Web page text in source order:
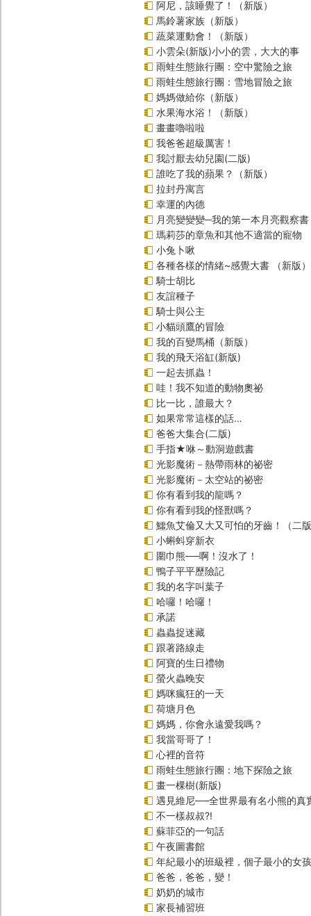
阿尼，該睡覺了！（新版）
馬鈴薯家族（新版）
蔬菜運動會！（新版）
小雲朵(新版)小小的雲，大大的事
雨蛙生態旅行團：空中驚險之旅
雨蛙生態旅行團：雪地冒險之旅
媽媽做給你（新版）
水果海水浴！（新版）
畫畫嚕啦啦
我爸爸超級厲害！
我討厭去幼兒園(二版)
誰吃了我的蘋果？（新版）
拉封丹寓言
幸運的內德
月亮變變變─我的第一本月亮觀察書
瑪莉莎的章魚和其他不適當的寵物
小兔卜啾
各種各樣的情緒~感覺大書 （新版）
騎士胡比
友誼種子
騎士與公主
小貓頭鷹的冒險
我的百變馬桶（新版）
我的飛天浴缸(新版)
一起去抓蟲！
哇！我不知道的動物奧祕
比一比，誰最大？
如果常常這樣的話…
爸爸大集合(二版)
手指★咻～動洞遊戲書
光影魔術－熱帶雨林的祕密
光影魔術－太空站的祕密
你有看到我的龍嗎？
你有看到我的怪獸嗎？
鱷魚艾倫又大又可怕的牙齒！（二
小蝌蚪穿新衣
圍巾熊──啊！沒水了！
鴨子平平歷險記
我的名字叫葉子
哈囉！哈囉！
承諾
蟲蟲捉迷藏
跟著路線走
阿寶的生日禮物
螢火蟲晚安
媽咪瘋狂的一天
荷塘月色
媽媽，你會永遠愛我嗎？
我當哥哥了！
心裡的音符
雨蛙生態旅行團：地下探險之旅
畫一棵樹(新版)
遇見維尼──全世界最有名小熊的真
不一樣叔叔?!
蘇菲亞的一句話
午夜圖書館
年紀最小的班級裡，個子最小的女
爸爸，爸爸，變！
奶奶的城市
家長補習班